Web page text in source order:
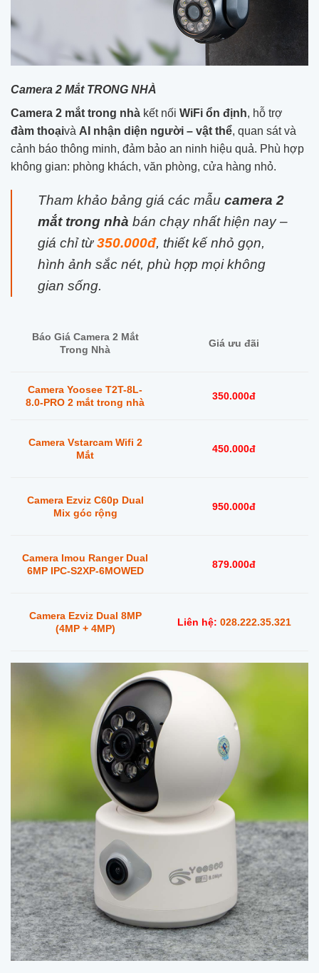
Camera 2 Mắt TRONG NHÀ
Camera 2 mắt trong nhà kết nối WiFi ổn định, hỗ trợ
đàm thoạivà AI nhận diện người – vật thể, quan sát và
cảnh báo thông minh, đảm bảo an ninh hiệu quả. Phù hợp
không gian: phòng khách, văn phòng, cửa hàng nhỏ.
Tham khảo bảng giá các mẫu camera 2
mắt trong nhà bán chạy nhất hiện nay –
giá chỉ từ350.000đ, thiết kế nhỏ gọn,
hình ảnh sắc nét, phù hợp mọi không
gian sống.
Báo Giá Camera 2 Mắt
Trong Nhà
Giá ưu đãi
Camera Yoosee T2T-8L-
8.0-PRO 2 mắt trong nhà
350.000đ
Camera Vstarcam Wifi 2
Mắt
450.000đ
Camera Ezviz C60p Dual
Mix góc rộng
950.000đ
Camera Imou Ranger Dual
6MP IPC-S2XP-6MOWED
879.000đ
CameraEzviz Dual 8MP
(4MP + 4MP)
Liên hệ: 028.222.35.321